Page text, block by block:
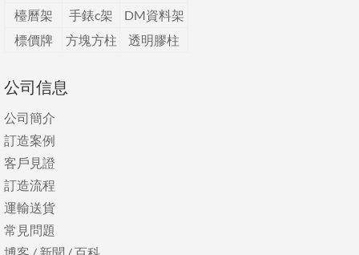
檯曆架
手錶c架
DM資料架
標價牌
方塊方柱 透明膠柱
公司信息
公司簡介
訂造案例
客戶見證
訂造流程
運輸送貨
常見問題